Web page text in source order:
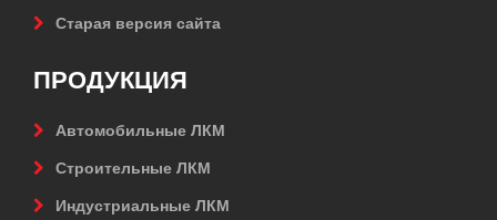
Старая версия сайта
ПРОДУКЦИЯ
Автомобильные ЛКМ
Строительные ЛКМ
Индустриальные ЛКМ